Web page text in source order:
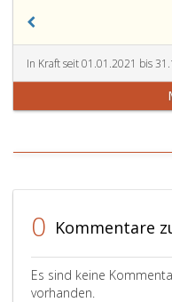
In Kraft seit 01.01.2021 bis
0 Kommentare
Es sind keine
vorhanden.